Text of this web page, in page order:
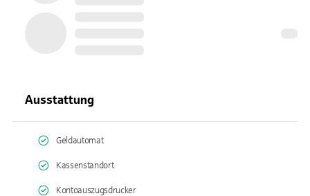
Ausstattung
Geldautomat
Kassenstandort
Kontoauszugsdrucker